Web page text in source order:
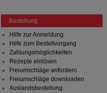
Bestellung
Hilfe zur Anmeldung
Hilfe zum Bestellvorgang
Zahlungsmöglichkeiten
Rezepte einlösen
Freiumschläge anfordern
Freiumschläge downloaden
Auslandsbestellung